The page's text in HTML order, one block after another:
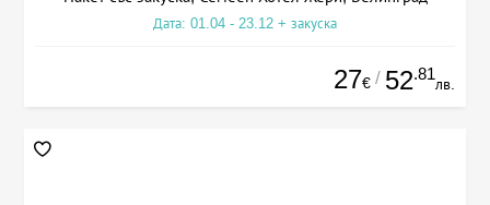
Дата: 01.04 - 23.12 + закуска
27€ / 52.81
лв.